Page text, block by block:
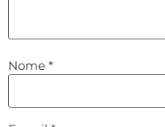
Nome *